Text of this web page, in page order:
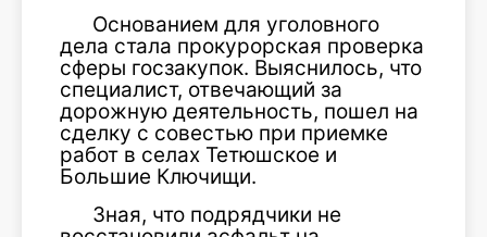
Основанием для уголовного
дела стала прокурорская проверка
сферы госзакупок. Выяснилось, что
специалист, отвечающий за
дорожную деятельность, пошел на
сделку с совестью при приемке
работ в селах Тетюшское и
Большие Ключищи.
Зная, что подрядчики не